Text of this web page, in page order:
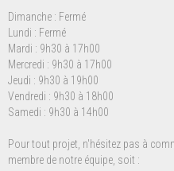
Dimanche : Fermé
Lundi : Fermé
Mardi : 9h30 à 17h00
Mercredi : 9h30 à 17h00
Jeudi : 9h30 à 19h00
Vendredi : 9h30 à 18h00
Samedi : 9h30 à 14h00
Pour tout projet, n'hésitez pas à
membre de notre équipe, soit :